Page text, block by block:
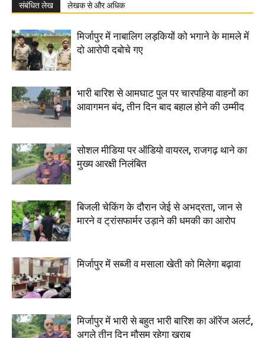
संबंधित लेख लेखक से और अधिक
मिर्जापुर में नाबालिग लड़कियों को भगाने के मामले में
दो आरोपी दबोचे गए
भारी बारिश से आमघाट पुल पर चारपहिया वाहनों का
आवागमन बंद, तीन दिन बाद बहाल होने की उम्मीद
सोशल मीडिया पर ऑडियो वायरल, राजगढ़ थाने का
मुख्य आरक्षी निलंबित
बिजली चेकिंग के दौरान जेई से अभद्रता, जान से
मारने व ट्रांसफार्मर उड़ाने की धमकी का आरोप
मिर्जापुर में सब्जी व मसाला खेती को मिलेगा बढ़ावा
मिर्जापुर में भारी से बहुत भारी बारिश का ऑरेंज अलर्ट,
अगले तीन दिन मौसम रहेगा खराब